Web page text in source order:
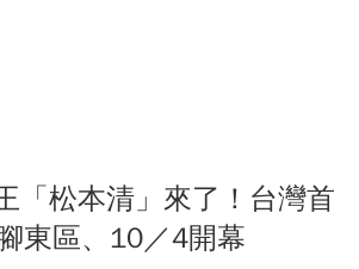
「松本清」來了！台灣首
東區、10／4開幕